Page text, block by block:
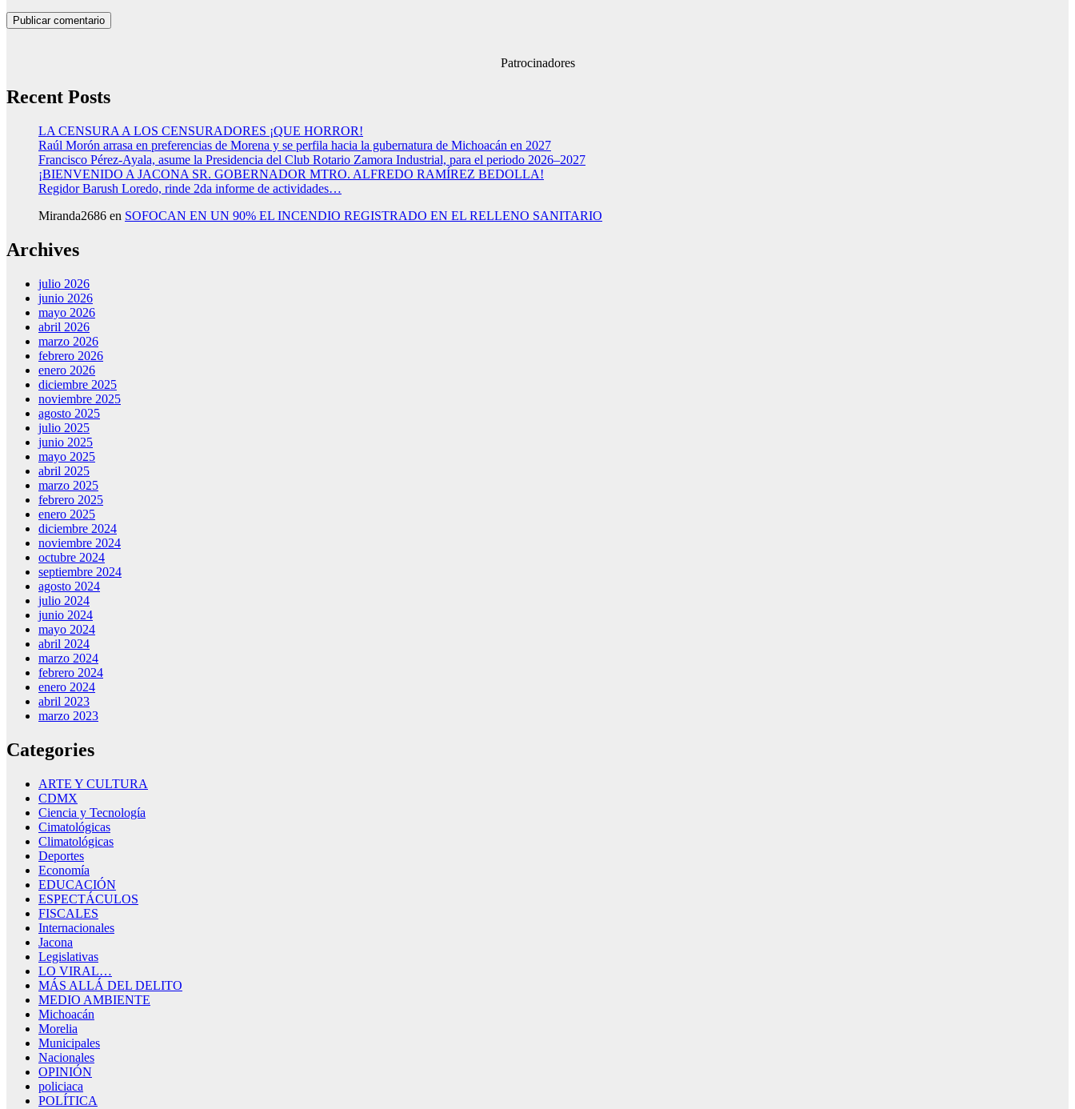
Patrocinadores
Recent Posts
LA CENSURA A LOS CENSURADORES ¡QUE HORROR!
Raúl Morón arrasa en preferencias de Morena y se perfila hacia la gubernatura de Michoacán en 2027
Francisco Pérez-Ayala, asume la Presidencia del Club Rotario Zamora Industrial, para el periodo 2026–2027
¡BIENVENIDO A JACONA SR. GOBERNADOR MTRO. ALFREDO RAMÍREZ BEDOLLA!
Regidor Barush Loredo, rinde 2da informe de actividades…
Miranda2686 en SOFOCAN EN UN 90% EL INCENDIO REGISTRADO EN EL RELLENO SANITARIO
Archives
julio 2026
junio 2026
mayo 2026
abril 2026
marzo 2026
febrero 2026
enero 2026
diciembre 2025
noviembre 2025
agosto 2025
julio 2025
junio 2025
mayo 2025
abril 2025
marzo 2025
febrero 2025
enero 2025
diciembre 2024
noviembre 2024
octubre 2024
septiembre 2024
agosto 2024
julio 2024
junio 2024
mayo 2024
abril 2024
marzo 2024
febrero 2024
enero 2024
abril 2023
marzo 2023
Categories
ARTE Y CULTURA
CDMX
Ciencia y Tecnología
Cimatológicas
Climatológicas
Deportes
Economía
EDUCACIÓN
ESPECTÁCULOS
FISCALES
Internacionales
Jacona
Legislativas
LO VIRAL…
MÁS ALLÁ DEL DELITO
MEDIO AMBIENTE
Michoacán
Morelia
Municipales
Nacionales
OPINIÓN
policiaca
POLÍTICA